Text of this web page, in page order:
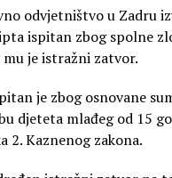
odvjetništvo u Zadru
ispitan zbog spolne
je istražni zatvor.
je zbog osnovane
djeteta mlađeg od 15
2. Kaznenog zakona.